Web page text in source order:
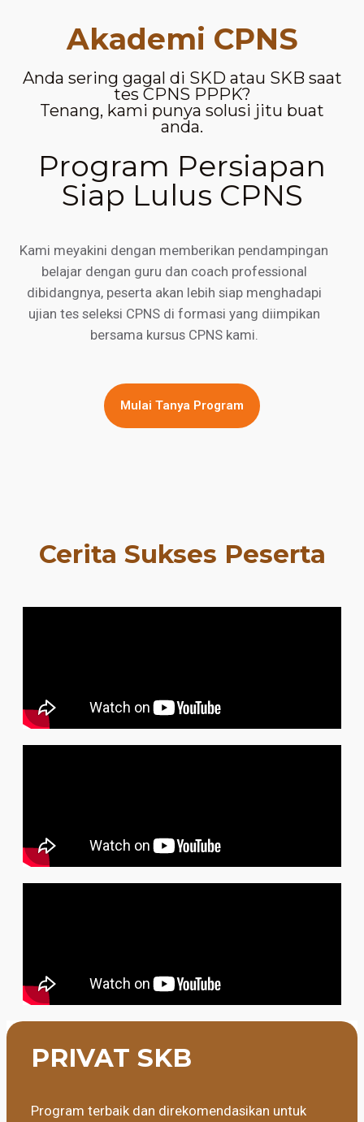
Akademi CPNS
Anda sering gagal di SKD atau SKB saat
tes CPNS PPPK?
Tenang, kami punya solusi jitu buat
anda.
Program Persiapan
Siap Lulus CPNS
Kami meyakini dengan memberikan pendampingan
belajar dengan guru dan coach professional
dibidangnya, peserta akan lebih siap menghadapi
ujian tes seleksi CPNS di formasi yang diimpikan
bersama kursus CPNS kami.
Mulai Tanya Program
Cerita Sukses Peserta
PRIVAT SKB
Program terbaik dan direkomendasikan untuk